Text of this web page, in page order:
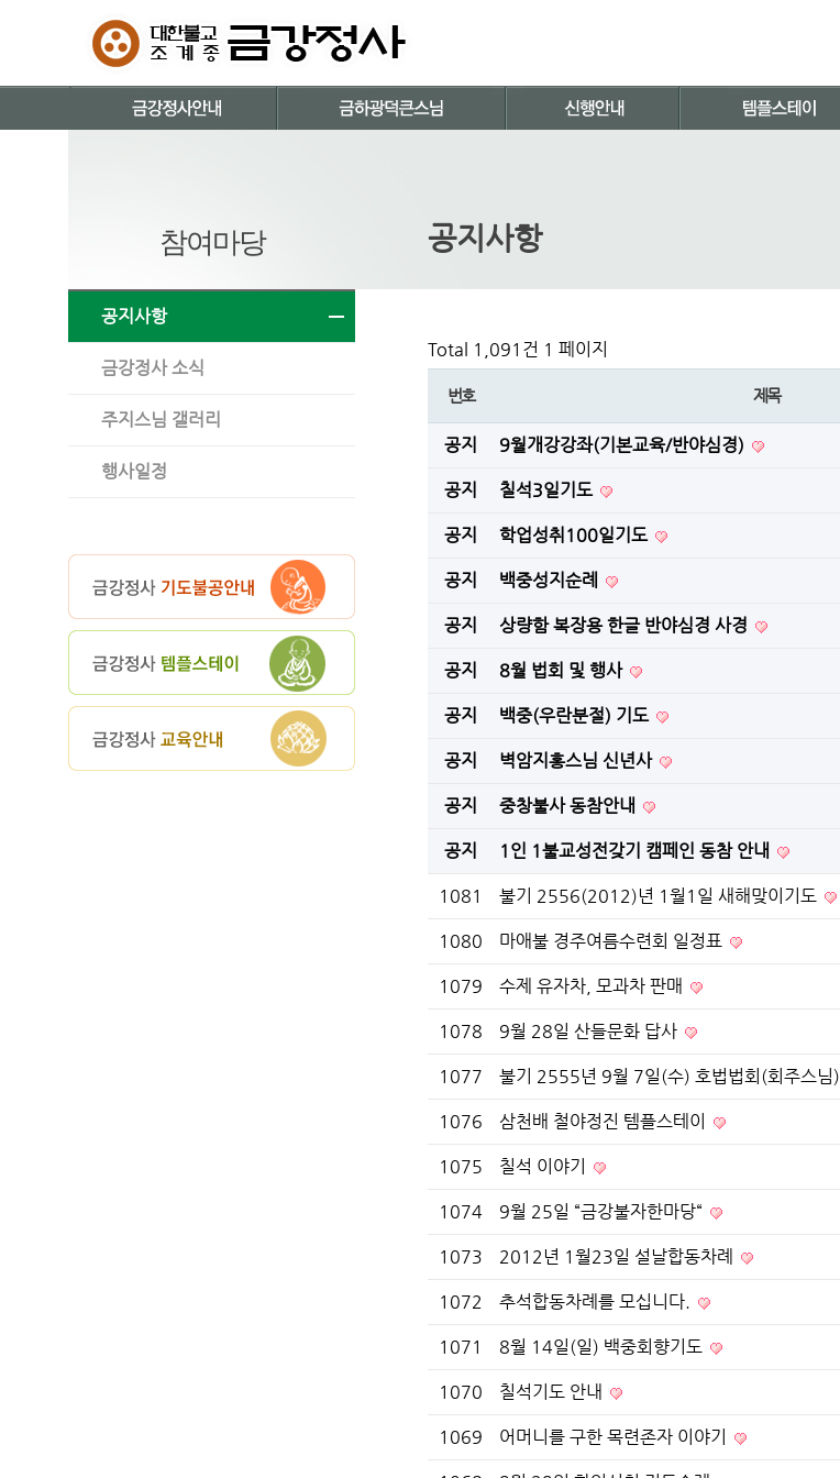
참여마당
공지사항
금강정사 소식
주지스님 갤러리
행사일정
공지사항
Total 1,091건 1 페이지
번호 제목
공지 9월개강강좌(기본교육/반야심경)
공지 칠석3일기도
공지 학업성취100일기도
공지 백중성지순례
공지 상량함 복장용 한글 반야심경 사경
공지 8월 법회 및 행사
공지 백중(우란분절) 기도
공지 벽암지홍스님 신년사
공지 중창불사 동참안내
공지 1인 1불교성전갖기 캠페인 동참 안내
1081 불기 2556(2012)년 1월1일 새해맞이기도
1080 마애불 경주여름수련회 일정표
1079 수제 유자차, 모과차 판매
1078 9월 28일 산들문화 답사
1077 불기 2555년 9월 7일(수) 호법법회(회주스님)
1076 삼천배 철야정진 템플스테이
1075 칠석 이야기
1074 9월 25일 “금강불자한마당“
1073 2012년 1월23일 설날합동차례
1072 추석합동차례를 모십니다.
1071 8월 14일(일) 백중회향기도
1070 칠석기도 안내
1069 어머니를 구한 목련존자 이야기